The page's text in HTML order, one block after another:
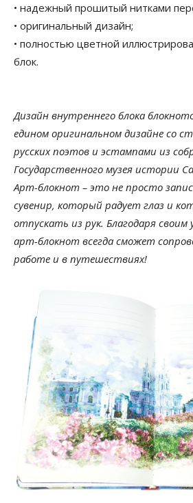
• надежный прошитый нитками
• оригинальный дизайн;
• полностью цветной
блок.
Дизайн внутреннего блока
едином оригинальном дизайне со
русских поэтов и эстампами из
Государственного музея истории
Арт-блокнот – это не просто
сувенир, который радует глаз и
отпускать из рук. Благодаря
арт-блокнот всегда сможет
работе и в путешествиях!